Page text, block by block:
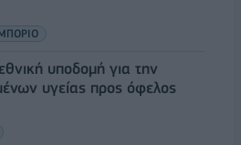
υποδομή για την
υγείας προς όφελος